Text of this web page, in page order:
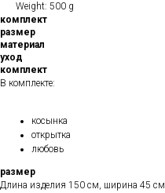
Weight: 500 g
комплект
размер
материал
уход
комплект
В комплекте:
косынка
открытка
любовь
размер
Длина изделия 150 см, ширина 45 см